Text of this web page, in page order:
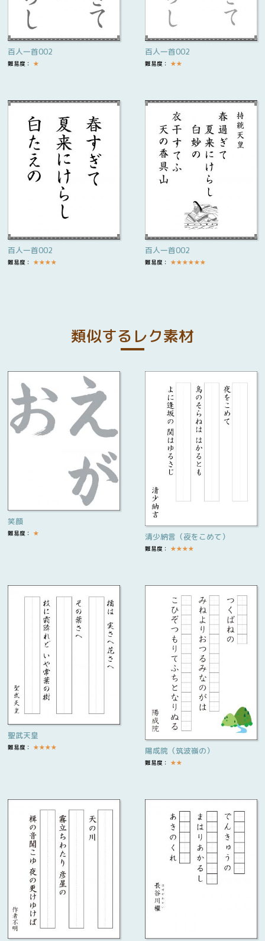
百人一首002
難易度： ★
百人一首002
難易度： ★★
百人一首002
難易度： ★★★★
百人一首002
難易度： ★★★★★★
類似するレク素材
笑顔
難易度： ★ 清少納言（夜をこめて）
難易度： ★★★★
聖武天皇
難易度： ★★★★ 陽成院（筑波嶺の）
難易度： ★★